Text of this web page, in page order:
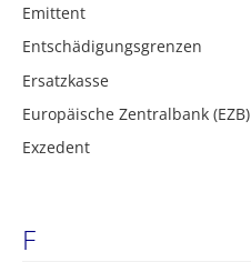
Emittent
Entschädigungsgrenzen
Ersatzkasse
Europäische Zentralbank (EZB)
Exzedent
F